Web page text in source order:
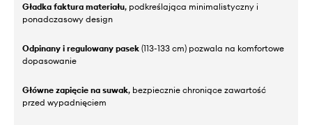
Gładka faktura materiału, podkreślająca minimalistyczny i
ponadczasowy design
Odpinany i regulowany pasek (113-133 cm) pozwala na komfortowe
dopasowanie
Główne zapięcie na suwak, bezpiecznie chroniące zawartość
przed wypadnięciem